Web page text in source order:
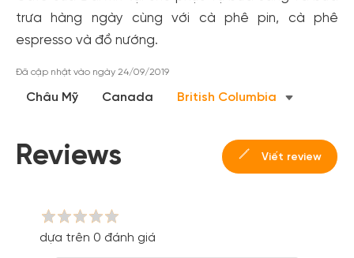
trưa hàng ngày cùng với cà phê pin, cà phê
espresso và đồ nướng.
Đã cập nhật vào ngày 24/09/2019
Châu Mỹ Canada British Columbia
Reviews Viết review
dựa trên 0 đánh giá
đãi!
Tạo tài khoản để có thể
dành cho thành viên đến từ các đối tác của Gody.vn dành
cho cộng đồng.
Đăng ký
Đăng nhập Facebook
Đăng nhập Google